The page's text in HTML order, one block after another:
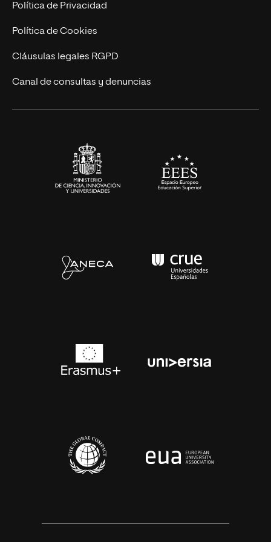
Cursos Universitarios
Trabaja en UNIR
Actualidad
UNIR Revista
Eventos
Política de Privacidad
Política de Cookies
Cláusulas legales RGPD
Canal de consultas y denuncias